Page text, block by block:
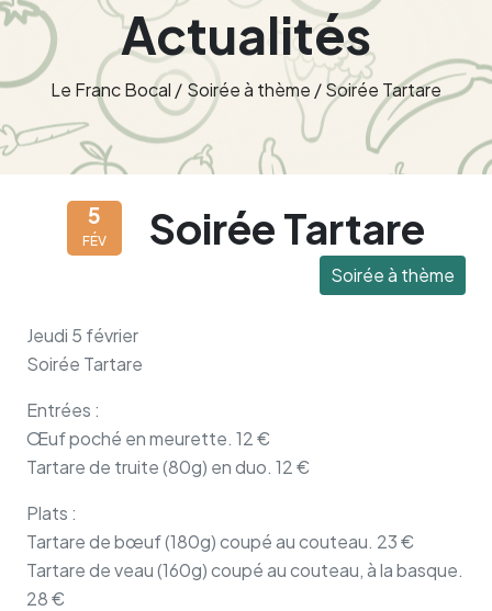
Actualités
Le Franc Bocal / Soirée à thème / Soirée Tartare
5
FÉV Soirée Tartare
Soirée à thème
Jeudi 5 février
Soirée Tartare
Entrées :
Œuf poché en meurette. 12 €
Tartare de truite (80g) en duo. 12 €
Plats :
Tartare de bœuf (180g) coupé au couteau. 23 €
Tartare de veau (160g) coupé au couteau, à la basque.
28 €